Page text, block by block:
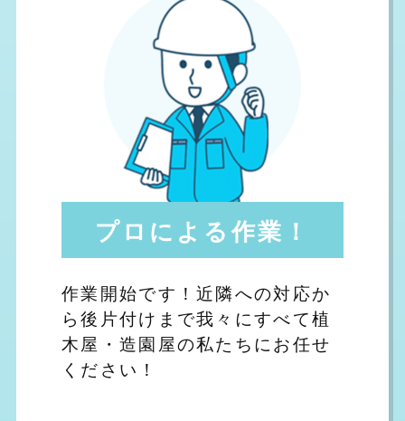
プロによる作業！
作業開始です！近隣への対応か
ら後片付けまで我々にすべて植
木屋・造園屋の私たちにお任せ
ください！